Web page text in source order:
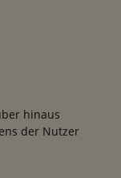
hinaus
der Nutzer